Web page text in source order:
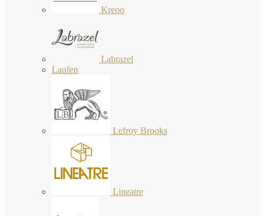
Kreoo
Labrazel
Laufen
Lefroy Brooks
Lineatre